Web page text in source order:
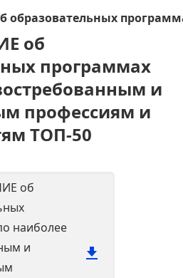
об
программах
и
профессиям и
ТОП-50
об
наиболее
и